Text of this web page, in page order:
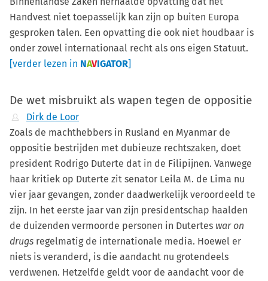
Handvest niet toepasselijk kan zijn op buiten Europa
gesproken talen. Een opvatting die ook niet houdbaar is
onder zowel internationaal recht als ons eigen Statuut.
[verder lezen in NAVIGATOR]
De wet misbruikt als wapen tegen de oppositie
Dirk de Loor
Zoals de machthebbers in Rusland en Myanmar de
oppositie bestrijden met dubieuze rechtszaken, doet
president Rodrigo Duterte dat in de Filipijnen. Vanwege
haar kritiek op Duterte zit senator Leila M. de Lima nu
vier jaar gevangen, zonder daadwerkelijk veroordeeld te
zijn. In het eerste jaar van zijn presidentschap haalden
de duizenden vermoorde personen in Dutertes war on
drugs regelmatig de internationale media. Hoewel er
niets is veranderd, is die aandacht nu grotendeels
verdwenen. Hetzelfde geldt voor de aandacht voor de